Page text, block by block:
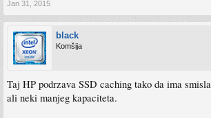
Jan 31, 2015
black
Komšija
Taj HP podrzava SSD caching tako da ima
ali neki manjeg kapaciteta.